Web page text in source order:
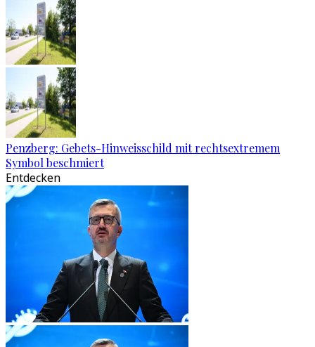
Penzberg: Gebets-Hinweisschild mit rechtsextremem
Symbol beschmiert
Entdecken